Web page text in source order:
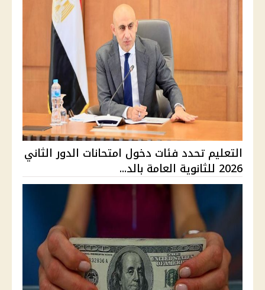
التعليم تحدد فئات دخول امتحانات الدور الثاني
2026 للثانوية العامة بالد...